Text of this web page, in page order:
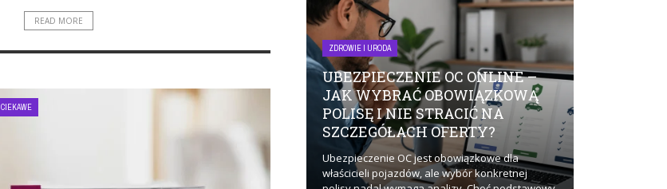
READ MORE
CIEKAWE
MOTORYZACJA
UNIKNĄĆ FINANSOWEGO
Dlaczego jedna kolizja może zmienić sytuację
finansową kierowcy? Współczesne samochody
są technologicznie zaawansowane. Systemy
ZDROWIE I URODA
UBEZPIECZENIE OC ONLINE –
JAK WYBRAĆ OBOWIĄZKOWĄ
POLISĘ I NIE STRACIĆ NA
SZCZEGÓŁACH OFERTY?
Ubezpieczenie OC jest obowiązkowe dla
właścicieli pojazdów, ale wybór konkretnej